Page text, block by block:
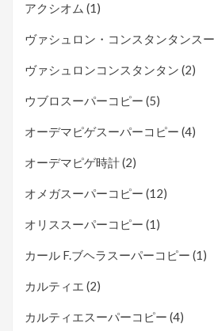
アクシオム (1)
ヴァシュロン・コンスタンタンス
ヴァシュロンコンスタンタン (2)
ウブロスーパーコピー (5)
オーデマピゲスーパーコピー (4)
オーデマピゲ時計(2)
オメガスーパーコピー (12)
オリススーパーコピー (1)
カール F.ブヘラスーパーコピー (1)
カルティエ (2)
カルティエスーパーコピー (4)